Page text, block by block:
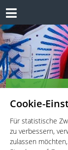
Cookie-
Für statistische
zu verbessern,
zulassen
Leichtathletik